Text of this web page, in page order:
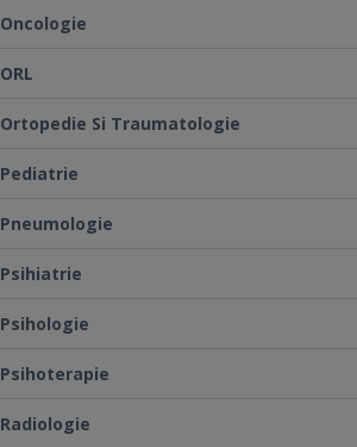
Oncologie
ORL
Ortopedie Si Traumatologie
Pediatrie
Pneumologie
Psihiatrie
Psihologie
Psihoterapie
Radiologie